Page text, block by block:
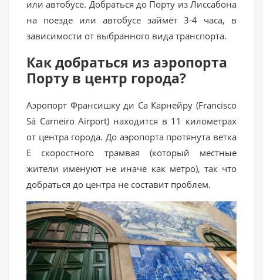
или автобусе. Добраться до Порту из Лиссабона
на поезде или автобусе займёт 3-4 часа, в
зависимости от выбранного вида транспорта.
Как добраться из аэропорта
Порту в центр города?
Аэропорт Франсишку ди Са Карнейру (Francisco
Sá Carneiro Airport) находится в 11 километрах
от центра города. До аэропорта протянута ветка
E скоростного трамвая (который местные
жители именуют не иначе как метро), так что
добраться до центра не составит проблем.